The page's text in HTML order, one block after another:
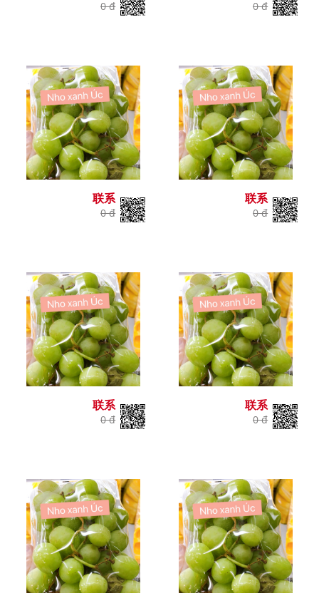
0 đ 0 đ
联系
0 đ
联系
0 đ
联系
0 đ
联系
0 đ